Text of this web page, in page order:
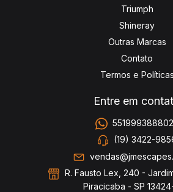
Triumph
Shineray
Outras Marcas
Contato
Termos e Políticas
Entre em
(19) 3422-
R. Fausto Lex, 240 -
Piracicaba - SP